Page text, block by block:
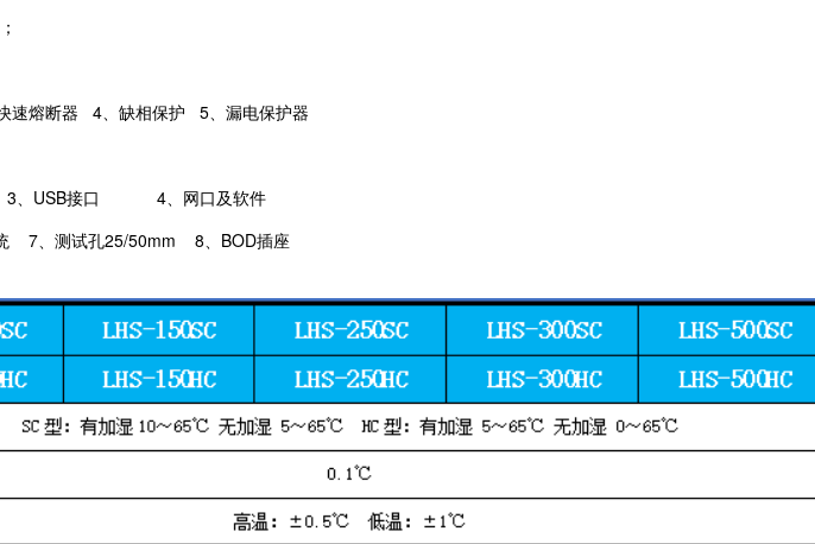
熔断器 4、缺相保护 5、漏电保护器
3 USB接口 4 、网口及软件
统 7 、测试孔25/50mm 8 、BOD插座